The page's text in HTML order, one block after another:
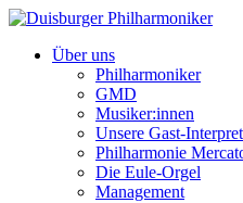
Über uns
Philharmoniker
GMD
Musiker:innen
Unsere Gast-
Philharmonie
Die Eule-Orgel
Management